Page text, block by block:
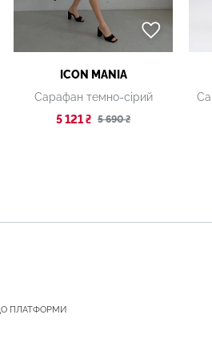
ICON MANIA
Сарафан темно-сірий
5 121 ₴ 5 690 ₴
ПЛАТФОРМИ